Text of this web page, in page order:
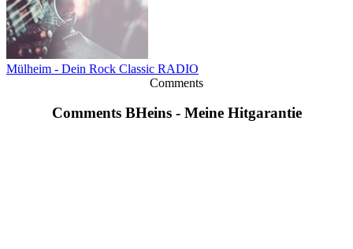
Mülheim - Dein Rock Classic RADIO
Comments
Comments BHeins - Meine Hitgarantie